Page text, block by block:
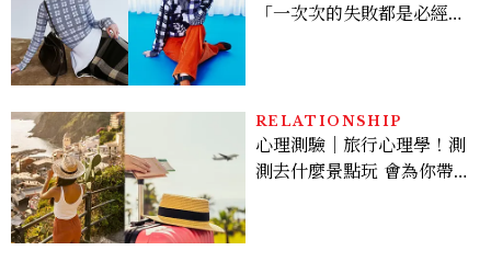
「一次次的失敗都是必經過
RELATIONSHIP
心理測驗｜旅行心理學！測
測去什麼景點玩 會為你帶來